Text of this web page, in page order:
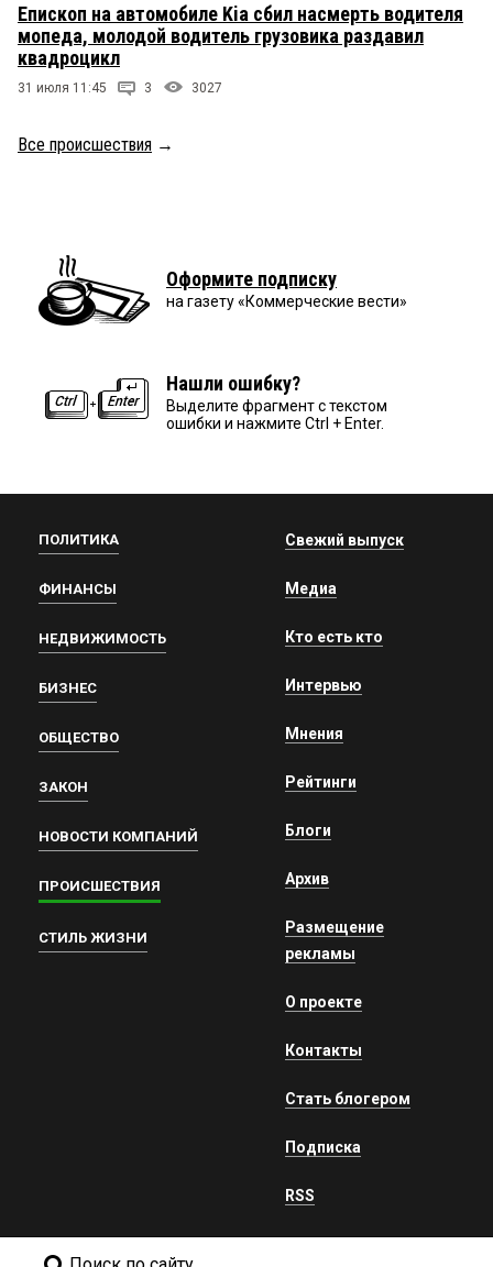
Епископ на автомобиле Kia сбил насмерть водителя
мопеда, молодой водитель грузовика раздавил
квадроцикл
31 июля 11:45 3 3027
Все происшествия →
Оформите подписку
на газету «Коммерческие вести»
Нашли ошибку?
Выделите фрагмент с текстом
ошибки и нажмите Ctrl + Enter.
ПОЛИТИКА
ФИНАНСЫ
НЕДВИЖИМОСТЬ
БИЗНЕС
ОБЩЕСТВО
ЗАКОН
НОВОСТИ КОМПАНИЙ
ПРОИСШЕСТВИЯ
СТИЛЬ ЖИЗНИ
Свежий выпуск
Медиа
Кто есть кто
Интервью
Мнения
Рейтинги
Блоги
Архив
Размещение
рекламы
О проекте
Контакты
Стать блогером
Подписка
RSS